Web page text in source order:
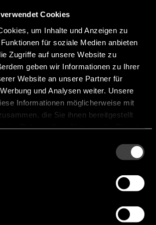
Cookies
um Inhalte und Anzeigen zu
für soziale Medien anbieten
Zugriffe auf unsere Website zu
geben wir Informationen zu Ihrer
Website an unsere Partner für
und Analysen weiter. Unsere
Informationen möglicherweise mit
die Sie ihnen bereitgestellt